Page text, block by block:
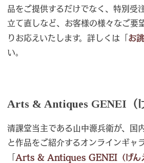
品をご提供するだけでなく、特別受
立て直しなど、お客様の様々なご要
りお応えいたします。詳しくは「 お
い。
Arts & Antiques GENEI（
清課堂当主である山中源兵衛が、国
と作品をご紹介するオンラインギャ
Arts & Antiques GENEI（げん